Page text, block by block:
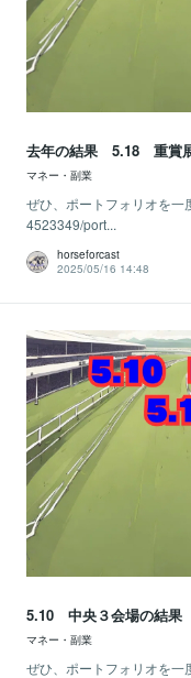
去年の結果 5.18 重賞
マネー・副業
ぜひ、ポートフォリオを
4523349/port...
horseforcast
2025/05/16 14:48
5.10 中央３会場の結
マネー・副業
ぜひ、ポートフォリオを